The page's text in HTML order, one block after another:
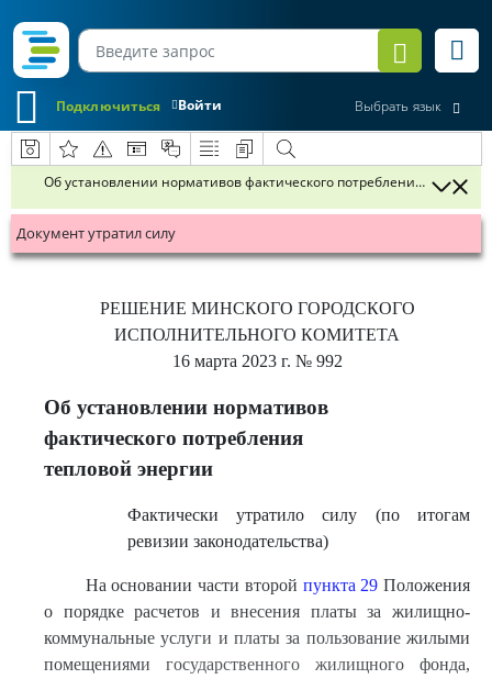
Войти
Подключиться Выбрать язык
Об установлении нормативов фактического потребления тепловой
Документ утратил силу
РЕШЕНИЕ МИНСКОГО ГОРОДСКОГО
ИСПОЛНИТЕЛЬНОГО КОМИТЕТА
16 марта 2023 г. № 992
Об установлении нормативов
фактического потребления
тепловой энергии
Фактически утратило силу (по итогам
ревизии законодательства)
На основании части второй пункта 29 Положения
о порядке расчетов и внесения платы за жилищно-
коммунальные услуги и платы за пользование жилыми
помещениями государственного жилищного фонда,